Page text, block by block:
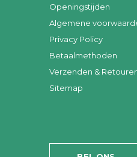
Openingstijden
Algemene
Privacy Policy
Betaalmethoden
Verzenden &
Sitemap